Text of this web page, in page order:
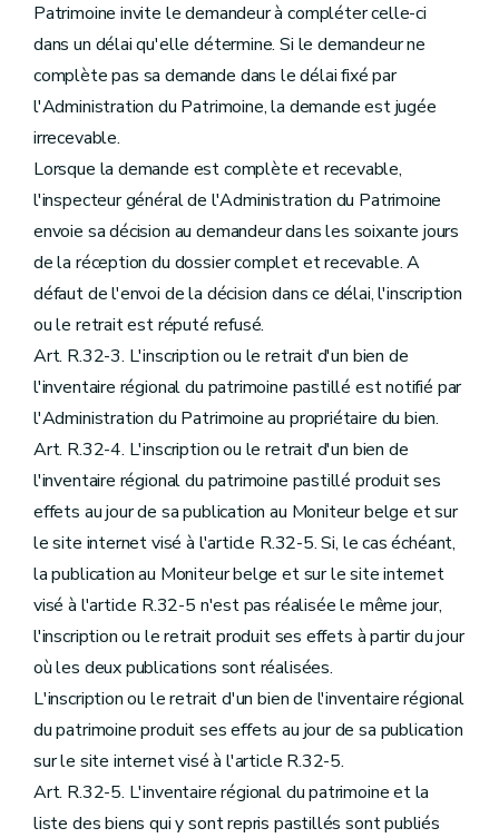
Patrimoine invite le demandeur à compléter celle-ci
dans un délai qu'elle détermine. Si le demandeur ne
complète pas sa demande dans le délai fixé par
l'Administration du Patrimoine, la demande est jugée
irrecevable.
Lorsque la demande est complète et recevable,
l'inspecteur général de l'Administration du Patrimoine
envoie sa décision au demandeur dans les soixante jours
de la réception du dossier complet et recevable. A
défaut de l'envoi de la décision dans ce délai, l'inscription
ou le retrait est réputé refusé.
Art. R.32-3. L'inscription ou le retrait d'un bien de
l'inventaire régional du patrimoine pastillé est notifié par
l'Administration du Patrimoine au propriétaire du bien.
Art. R.32-4. L'inscription ou le retrait d'un bien de
l'inventaire régional du patrimoine pastillé produit ses
effets au jour de sa publication au Moniteur belge et sur
le site internet visé à l'article R.32-5. Si, le cas échéant,
la publication au Moniteur belge et sur le site internet
visé à l'article R.32-5 n'est pas réalisée le même jour,
l'inscription ou le retrait produit ses effets à partir du jour
où les deux publications sont réalisées.
L'inscription ou le retrait d'un bien de l'inventaire régional
du patrimoine produit ses effets au jour de sa publication
sur le site internet visé à l'article R.32-5.
Art. R.32-5. L'inventaire régional du patrimoine et la
liste des biens qui y sont repris pastillés sont publiés